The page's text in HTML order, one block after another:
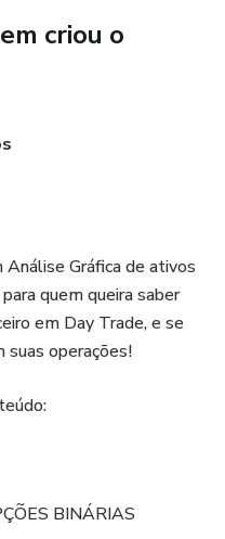
envolvem risco de
neste produto deve
criou o
Gráfica de ativos
quem queira saber
em Day Trade, e se
suas operações!
BINÁRIAS